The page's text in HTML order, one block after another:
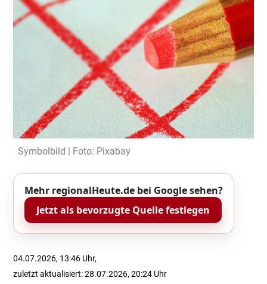
Symbolbild | Foto: Pixabay
Mehr regionalHeute.de bei Google sehen?
Jetzt als bevorzugte Quelle festlegen
04.07.2026, 13:46 Uhr,
zuletzt aktualisiert: 28.07.2026, 20:24 Uhr